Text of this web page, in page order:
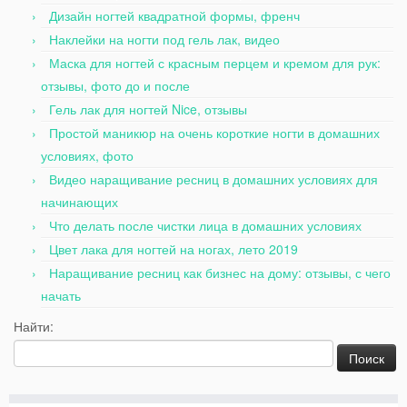
Дизайн ногтей квадратной формы, френч
Наклейки на ногти под гель лак, видео
Маска для ногтей с красным перцем и кремом для рук:
отзывы, фото до и после
Гель лак для ногтей Nice, отзывы
Простой маникюр на очень короткие ногти в домашних
условиях, фото
Видео наращивание ресниц в домашних условиях для
начинающих
Что делать после чистки лица в домашних условиях
Цвет лака для ногтей на ногах, лето 2019
Наращивание ресниц как бизнес на дому: отзывы, с чего
начать
Найти: